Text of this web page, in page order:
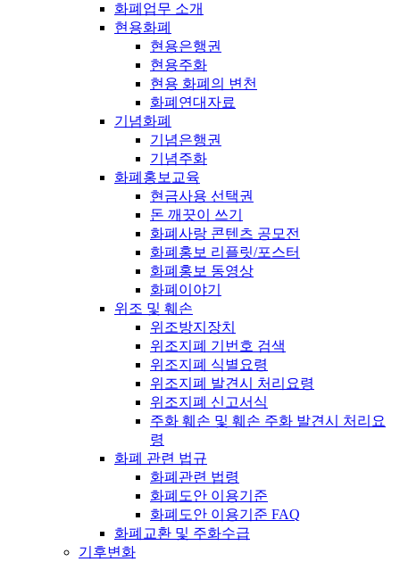
화폐업무 소개
현용화폐
현용은행권
현용주화
현용 화폐의 변천
화폐연대자료
기념화폐
기념은행권
기념주화
화폐홍보교육
현금사용 선택권
돈 깨끗이 쓰기
화폐사랑 콘텐츠 공모전
화폐홍보 리플릿/포스터
화폐홍보 동영상
화폐이야기
위조 및 훼손
위조방지장치
위조지폐 기번호 검색
위조지폐 식별요령
위조지폐 발견시 처리요령
위조지폐 신고서식
주화 훼손 및 훼손 주화 발견시 처리요
령
화폐 관련 법규
화폐관련 법령
화폐도안 이용기준
화폐도안 이용기준 FAQ
화폐교환 및 주화수급
기후변화